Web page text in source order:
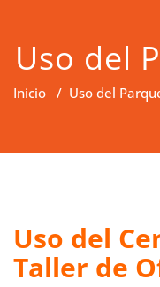
Uso del
Inicio / Uso del
Uso del
Taller de